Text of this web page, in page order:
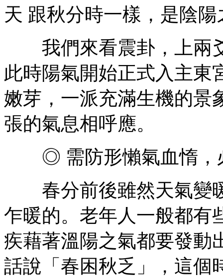
天 跟秋分時一樣，是陰
我們來看震卦，上兩
此時陽氣開始正式入主東
嫩芽，一派充滿生機的景
張的氣息相呼應。
◎ 需防形懶氣血惰，
春分前後雖然天氣變
乍暖的。老年人一般都有
疾藉著溫陽之氣都要發動
話說「春困秋乏」，這個